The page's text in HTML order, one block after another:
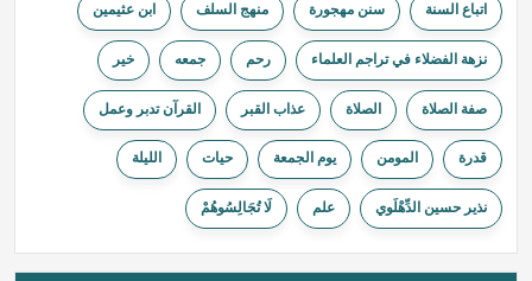
اتباع السنة سنن مهجورة منهج السلف ابن عثيمين
نزهة الفضلاء في تراجم العلماء ﺭﺣﻢ جمعه خیر
صفة الصلاة الصلاة عذاب القبر القرآن تدبر وعمل
قدرة المومن يوم الجمعة حیات الليلة
نذير حسين الدِّهْلَوي علم لَا تُجَالِسُوهُمْ